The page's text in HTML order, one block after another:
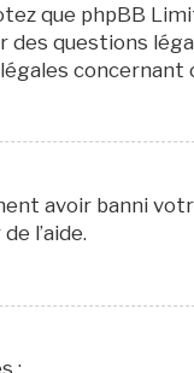
que phpBB
des questions
concernant
avoir banni
l’aide.